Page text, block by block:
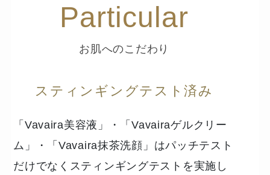
Particular
お肌へのこだわり
スティンギングテスト済み
「Vavaira美容液」・「Vavairaゲルクリー
ム」・「Vavaira抹茶洗顔」はパッチテスト
だけでなくスティンギングテストを実施し